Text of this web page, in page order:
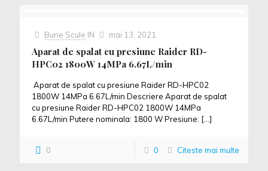
Bune Scule IN mai 13, 2021
Aparat de spalat cu presiune Raider RD-
HPC02 1800W 14MPa 6.67L/min
Aparat de spalat cu presiune Raider RD-HPC02
1800W 14MPa 6.67L/min Descriere Aparat de spalat
cu presiune Raider RD-HPC02 1800W 14MPa
6.67L/min Putere nominala: 1800 W Presiune: […]
0 0 Citeste mai multe